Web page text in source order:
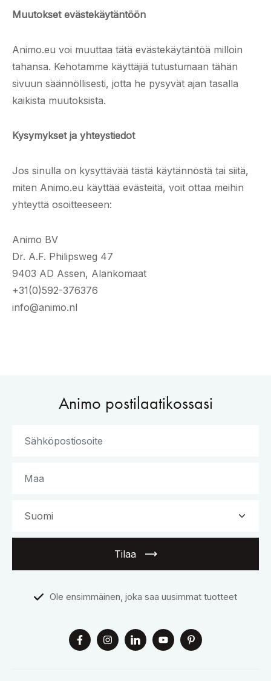
Muutokset evästekäytäntöön
Animo.eu voi muuttaa tätä evästekäytäntöä milloin
tahansa. Kehotamme käyttäjiä tutustumaan tähän
sivuun säännöllisesti, jotta he pysyvät ajan tasalla
kaikista muutoksista.
Kysymykset ja yhteystiedot
Jos sinulla on kysyttävää tästä käytännöstä tai siitä,
miten Animo.eu käyttää evästeitä, voit ottaa meihin
yhteyttä osoitteeseen:
Animo BV
Dr. A.F. Philipsweg 47
9403 AD Assen, Alankomaat
+31(0)592-376376
info@animo.nl
Animo postilaatikossasi
Tilaa
Ole ensimmäinen, joka saa uusimmat tuotteet